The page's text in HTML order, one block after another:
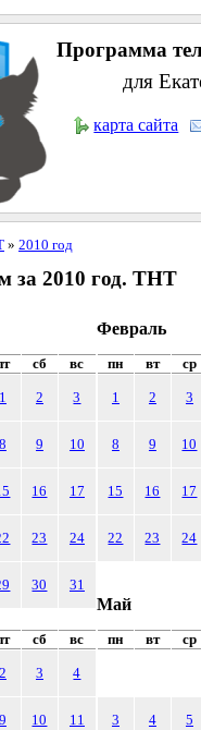
Программа
для
карта сайта
» 2010 год
за 2010 год. ТНТ
сб вс
1 2 3
8 9 10
16 17
23 24
30 31
Февраль
пн вт ср
1 2 3
8 9 10
15 16 17
22 23 24
сб вс
2 3 4
9 10 11
Май
пн вт ср
3 4 5